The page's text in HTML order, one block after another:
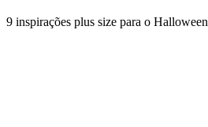
9 inspirações plus size para o Halloween